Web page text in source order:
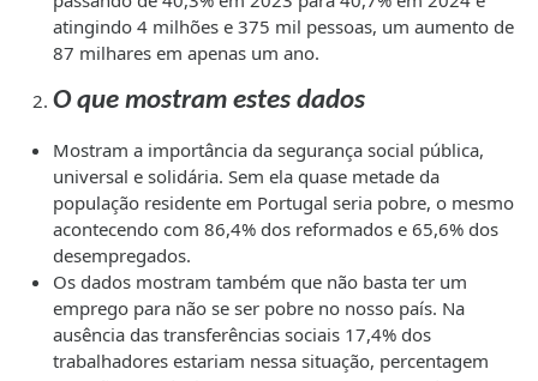
atingindo 4 milhões e 375 mil pessoas, um aumento de
87 milhares em apenas um ano.
O que mostram estes dados
Mostram a importância da segurança social pública,
universal e solidária. Sem ela quase metade da
população residente em Portugal seria pobre, o mesmo
acontecendo com 86,4% dos reformados e 65,6% dos
desempregados.
Os dados mostram também que não basta ter um
emprego para não se ser pobre no nosso país. Na
ausência das transferências sociais 17,4% dos
trabalhadores estariam nessa situação, percentagem